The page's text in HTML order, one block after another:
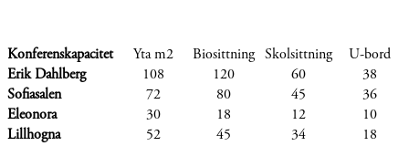
Konferenskapacitet Yta m2 Biosittning Skolsittning
U-bord
Erik Dahlberg
108 120 60
38
Sofiasalen
72 80 45
36
Eleonora
30 18 12
10
Lillhogna
52 45 34
18